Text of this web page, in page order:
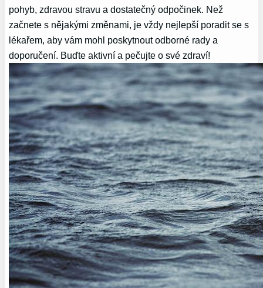
pohyb, zdravou stravu a dostatečný odpočinek. Než
začnete s nějakými změnami, je vždy nejlepší ⁤poradit se s
lékařem, aby vám mohl ⁣poskytnout odborné rady‍ a
doporučení. Buďte aktivní a pečujte o své‌ zdraví!